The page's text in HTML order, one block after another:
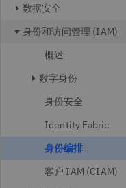
数据安全
身份和访问管理 (IAM)
概述
数字身份
身份安全
Identity Fabric
身份编排
客户 IAM (CIAM)